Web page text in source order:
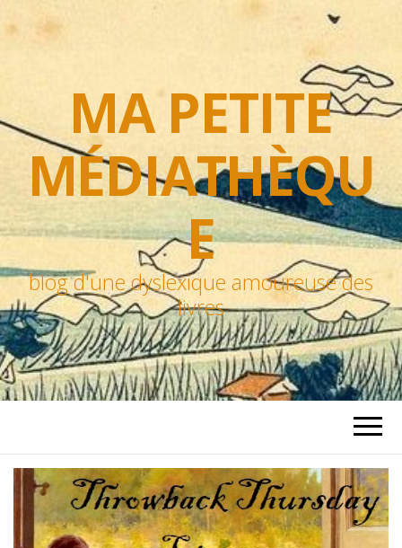
MA PETITE
MÉDIATHÈQU
E
blog d'une dyslexique amoureuse des
livres